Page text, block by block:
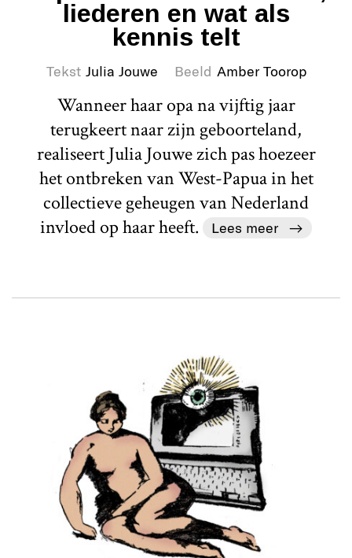
liederen en wat als
kennis telt
Tekst Julia Jouwe Beeld Amber Toorop
Wanneer haar opa na vijftig jaar
terugkeert naar zijn geboorteland,
realiseert Julia Jouwe zich pas hoezeer
het ontbreken van West-Papua in het
collectieve geheugen van Nederland
invloed op haar heeft.
Lees meer